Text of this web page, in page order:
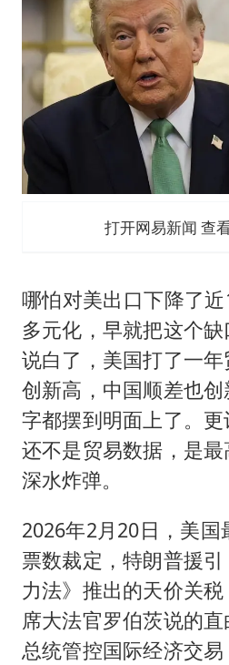
打开网易新闻 查
哪怕对美出口下降了
多元化，早就把这个缺
说白了，美国打了一
创新高，中国顺差也
字都摆到明面上了。
还不是贸易数据，是
深水炸弹。
2026年2月20日，美
票数裁定，特朗普援
力法》推出的天价关
席大法官罗伯茨说的
总统管控国际经济交